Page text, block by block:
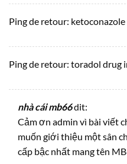
Ping de retour:
Ping de retour: toradol drug
nhà cái mb66dit:
Cảm ơn admin vì bài viết
muốn giới thiệu một sân
cấp bậc nhất mang tên